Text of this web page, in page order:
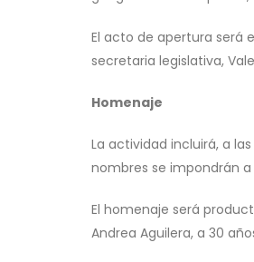
El acto de apertura será
secretaria legislativa,
Homenaje
La actividad incluirá, a
nombres se impondrán
El homenaje será
Andrea Aguilera, a 30